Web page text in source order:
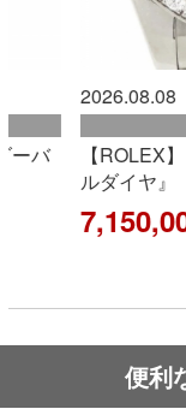
ーバ
2026.08.08
【ROLEX
ルダイヤ』
便利